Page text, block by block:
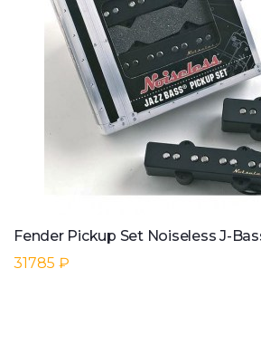
Fender Pickup Set Noiseless J-
31785 ₽